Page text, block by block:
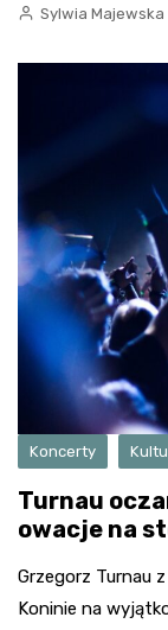
Sylwia Majewska
Koncerty
Turnau
owacje na
Grzegorz Turnau
Koninie na